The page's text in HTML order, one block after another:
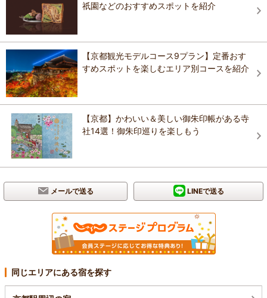
祇園などのおすすめスポットを紹介
【京都観光モデルコース9プラン】定番おす
すめスポットを楽しむエリア別コースを紹介
【京都】かわいい＆美しい御朱印帳がある寺
社14選！御朱印巡りを楽しもう
メールで送る LINEで送る
同じエリアにある宿を探す